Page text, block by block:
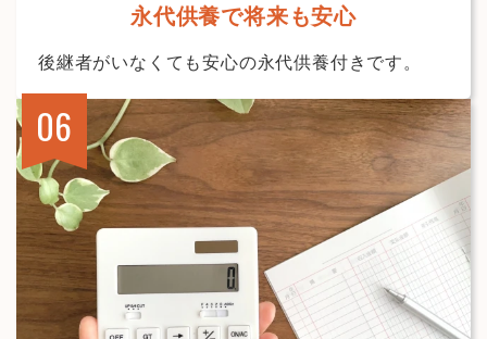
永代供養で将来も安心
後継者がいなくても安心の永代供養付きです。